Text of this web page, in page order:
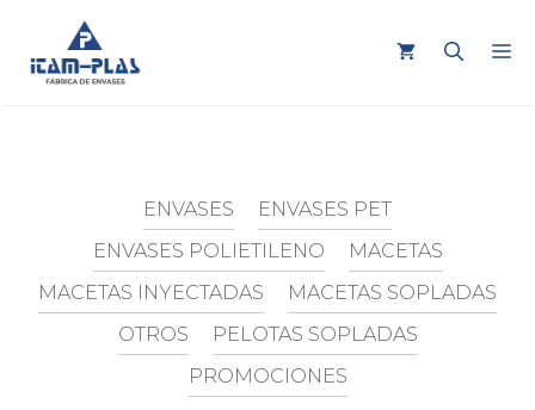
contenido
ENVASES
ENVASES PET
ENVASES POLIETILENO
MACETAS
MACETAS INYECTADAS
MACETAS SOPLADAS
OTROS
PELOTAS SOPLADAS
PROMOCIONES